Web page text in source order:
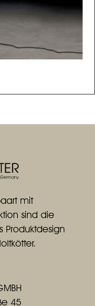
mit
sind die
Produktdesign
45